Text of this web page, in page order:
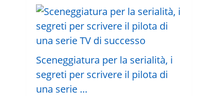
Sceneggiatura per la serialità, i
segreti per scrivere il pilota di
una serie …